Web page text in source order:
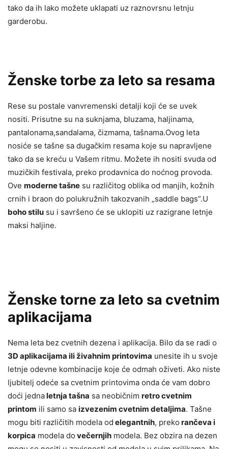
tako da ih lako možete uklapati uz raznovrsnu letnju
garderobu.
Ženske torbe za leto sa resama
Rese su postale vanvremenski detalji koji će se uvek
nositi. Prisutne su na suknjama, bluzama, haljinama,
pantalonama,sandalama, čizmama, tašnama.Ovog leta
nosiće se tašne sa dugačkim resama koje su napravljene
tako da se kreću u Vašem ritmu. Možete ih nositi svuda od
muzičkih festivala, preko prodavnica do noćnog provoda.
Ove moderne tašne su različitog oblika od manjih, kožnih
crnih i braon do polukružnih takozvanih „saddle bags”.U
boho stilu su i savršeno će se uklopiti uz razigrane letnje
maksi haljine.
Ženske torne za leto sa cvetnim
aplikacijama
Nema leta bez cvetnih dezena i aplikacija. Bilo da se radi o
3D aplikacijama ili živahnim printovima unesite ih u svoje
letnje odevne kombinacije koje će odmah oživeti. Ako niste
ljubitelj odeće sa cvetnim printovima onda će vam dobro
doći jednaletnja tašna sa neobičnim retro cvetnim
printom ili samo sa izvezenim cvetnim detaljima. Tašne
mogu biti različitih modela od elegantnih, preko rančeva i
korpica modela do večernjih modela. Bez obzira na dezen